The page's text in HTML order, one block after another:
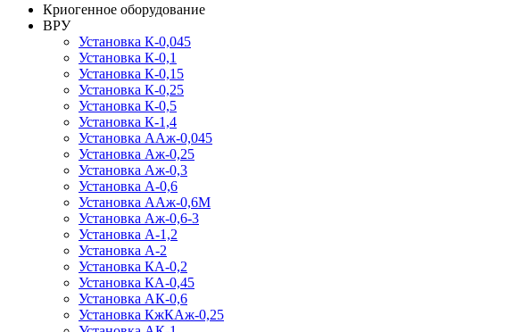
Криогенное оборудование
ВРУ
Установка К-0,045
Установка К-0,1
Установка К-0,15
Установка К-0,25
Установка К-0,5
Установка К-1,4
Установка ААж-0,045
Установка Аж-0,25
Установка Аж-0,3
Установка А-0,6
Установка ААж-0,6М
Установка Аж-0,6-3
Установка А-1,2
Установка А-2
Установка КА-0,2
Установка КА-0,45
Установка АК-0,6
Установка КжКАж-0,25